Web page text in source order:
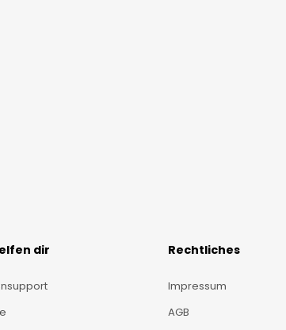
dir Rechtliches
Impressum
AGB